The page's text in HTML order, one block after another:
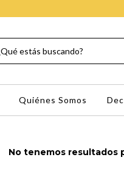
Quiénes Somos
No tenemos resultados